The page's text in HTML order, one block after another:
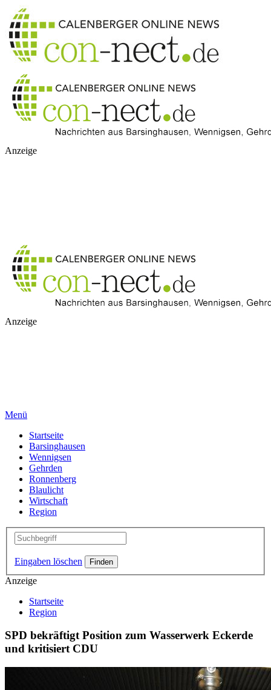
Anzeige
Anzeige
Menü
Startseite
Barsinghausen
Wennigsen
Gehrden
Ronnenberg
Blaulicht
Wirtschaft
Region
Eingaben löschen
Anzeige
Startseite
Region
SPD bekräftigt Position zum Wasserwerk Eckerde
und kritisiert CDU